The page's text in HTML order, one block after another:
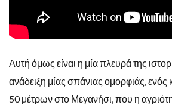
Αυτή όμως είναι η μία πλευρά της
ανάδειξη μίας σπάνιας ομορφιάς,
50 μέτρων στο Μεγανήσι, που η